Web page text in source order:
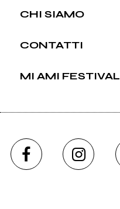
CHI SIAMO
CONTATTI
MI AMI FESTIVAL